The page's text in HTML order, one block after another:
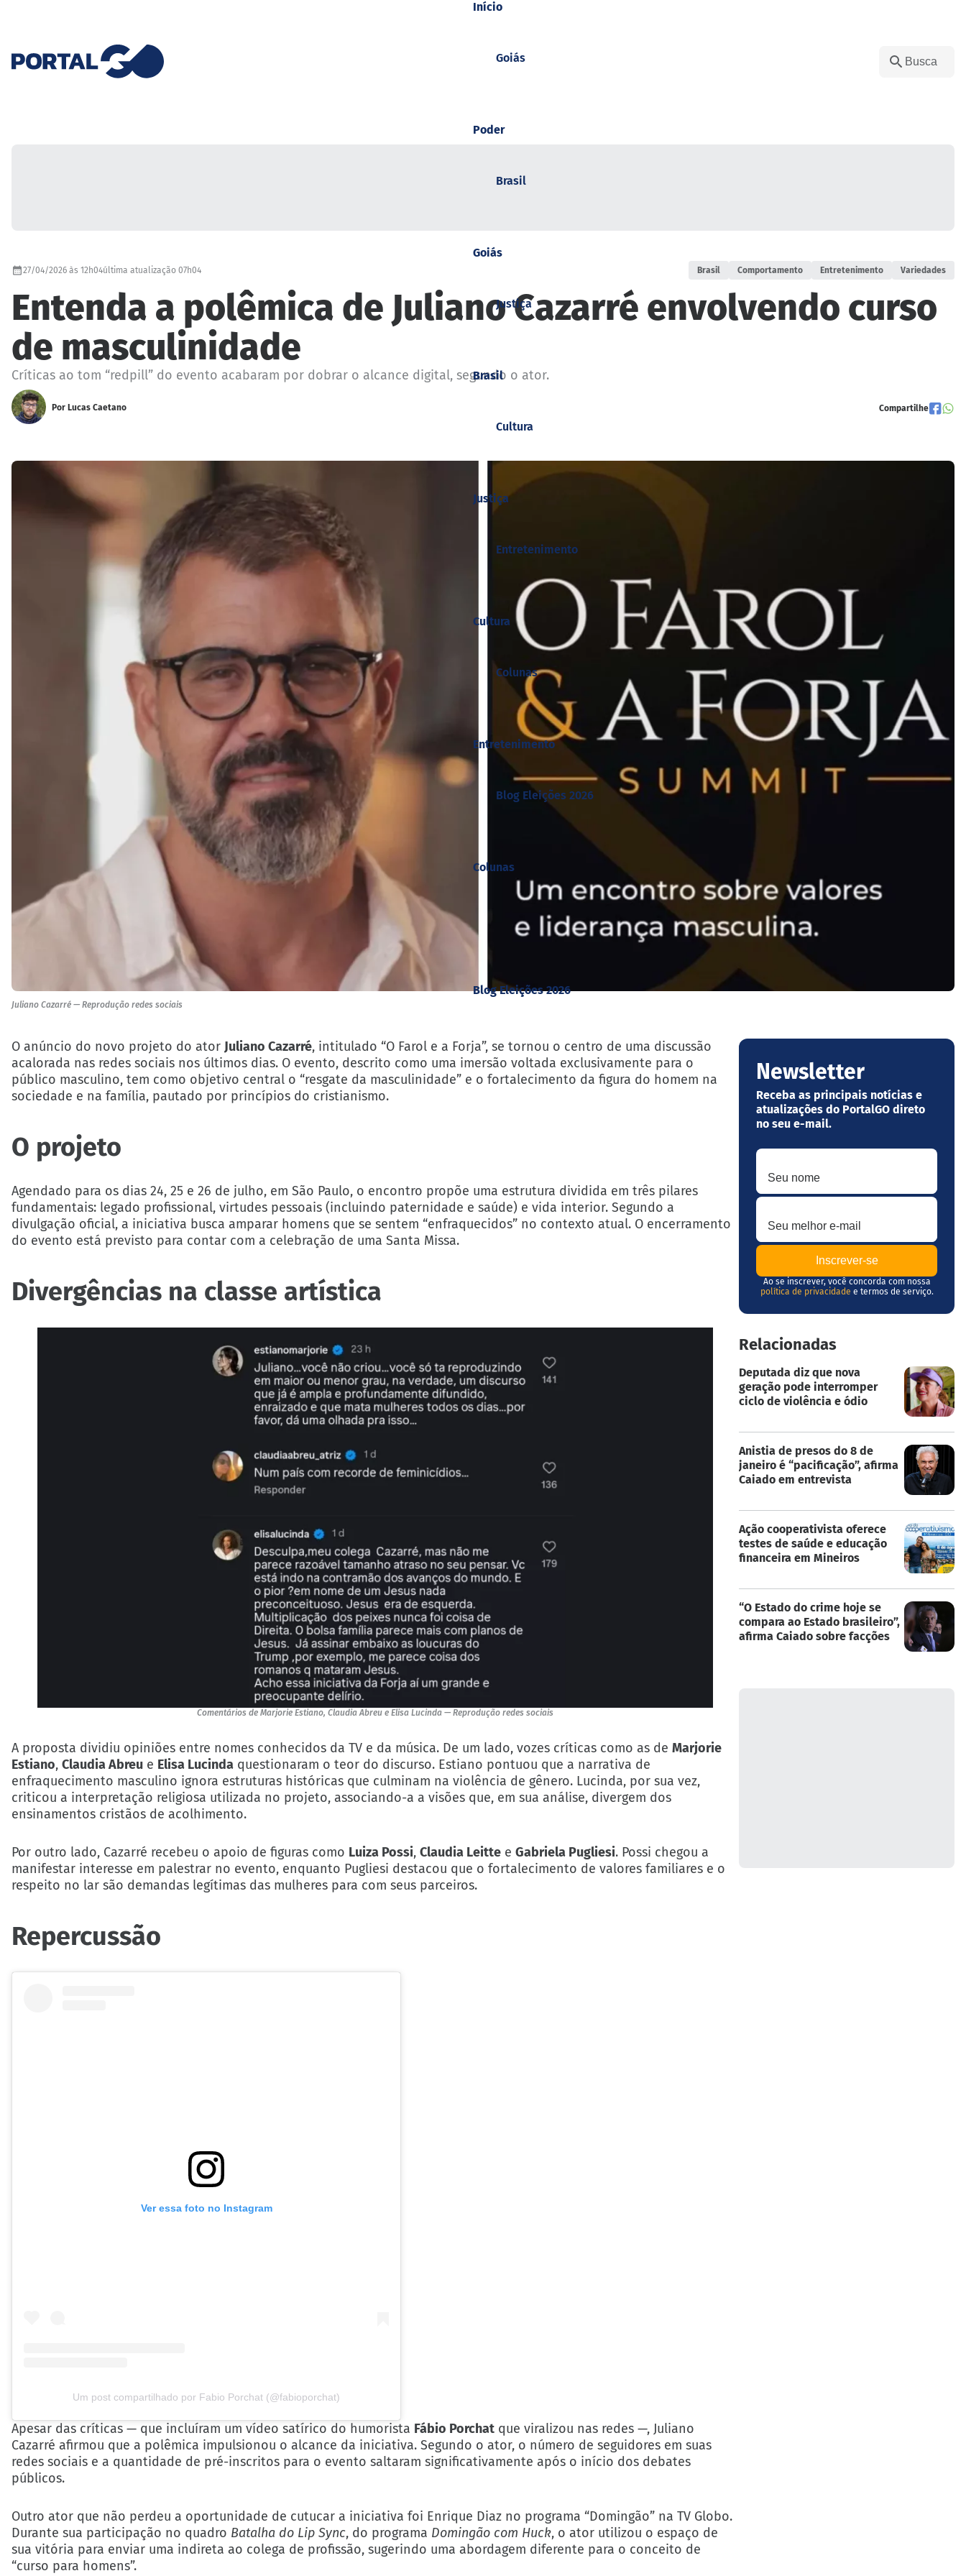
Goiás
Brasil
Justiça
Cultura
Entretenimento
Colunas
Blog Eleições 2026
Início
Poder
Goiás
Brasil
Justiça
Cultura
Entretenimento
Colunas
Blog Eleições 2026
27/04/2026 às 12h04última atualização 07h04 Brasil Comportamento Entretenimento Variedades
Entenda a polêmica de Juliano Cazarré envolvendo curso
de masculinidade
Críticas ao tom “redpill” do evento acabaram por dobrar o alcance digital, segundo o ator.
Por Lucas Caetano Compartilhe
Juliano Cazarré — Reprodução redes sociais
O anúncio do novo projeto do ator Juliano Cazarré, intitulado “O Farol e a Forja”, se tornou o centro de uma discussão
acalorada nas redes sociais nos últimos dias. O evento, descrito como uma imersão voltada exclusivamente para o
público masculino, tem como objetivo central o “resgate da masculinidade” e o fortalecimento da figura do homem na
sociedade e na família, pautado por princípios do cristianismo.
O projeto
Agendado para os dias 24, 25 e 26 de julho, em São Paulo, o encontro propõe uma estrutura dividida em três pilares
fundamentais: legado profissional, virtudes pessoais (incluindo paternidade e saúde) e vida interior. Segundo a
divulgação oficial, a iniciativa busca amparar homens que se sentem “enfraquecidos” no contexto atual. O encerramento
do evento está previsto para contar com a celebração de uma Santa Missa.
Divergências na classe artística
Comentários de Marjorie Estiano, Claudia Abreu e Elisa Lucinda — Reprodução redes sociais
A proposta dividiu opiniões entre nomes conhecidos da TV e da música. De um lado, vozes críticas como as de Marjorie
Estiano, Claudia Abreu e Elisa Lucinda questionaram o teor do discurso. Estiano pontuou que a narrativa de
enfraquecimento masculino ignora estruturas históricas que culminam na violência de gênero. Lucinda, por sua vez,
criticou a interpretação religiosa utilizada no projeto, associando-a a visões que, em sua análise, divergem dos
ensinamentos cristãos de acolhimento.
Por outro lado, Cazarré recebeu o apoio de figuras como Luiza Possi, Claudia Leitte e Gabriela Pugliesi. Possi chegou a
manifestar interesse em palestrar no evento, enquanto Pugliesi destacou que o fortalecimento de valores familiares e o
respeito no lar são demandas legítimas das mulheres para com seus parceiros.
Repercussão
Ver essa foto no Instagram
Um post compartilhado por Fabio Porchat (@fabioporchat)
Apesar das críticas — que incluíram um vídeo satírico do humorista Fábio Porchat que viralizou nas redes —, Juliano
Cazarré afirmou que a polêmica impulsionou o alcance da iniciativa. Segundo o ator, o número de seguidores em suas
redes sociais e a quantidade de pré-inscritos para o evento saltaram significativamente após o início dos debates
públicos.
Outro ator que não perdeu a oportunidade de cutucar a iniciativa foi Enrique Diaz no programa “Domingão” na TV Globo.
Durante sua participação no quadro Batalha do Lip Sync, do programa Domingão com Huck, o ator utilizou o espaço de
sua vitória para enviar uma indireta ao colega de profissão, sugerindo uma abordagem diferente para o conceito de
“curso para homens”.
Newsletter
Receba as principais notícias e
atualizações do PortalGO direto
no seu e-mail.
Seu nome
Seu melhor e-mail
Ao se inscrever, você concorda com nossa
política de privacidade e termos de serviço.
Relacionadas
Deputada diz que nova
geração pode interromper
ciclo de violência e ódio
Anistia de presos do 8 de
janeiro é “pacificação”, afirma
Caiado em entrevista
Ação cooperativista oferece
testes de saúde e educação
financeira em Mineiros
“O Estado do crime hoje se
compara ao Estado brasileiro”,
afirma Caiado sobre facções